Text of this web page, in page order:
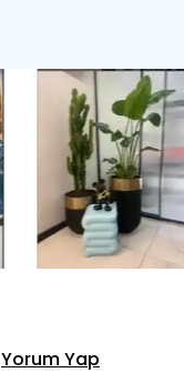
Yorum Yap